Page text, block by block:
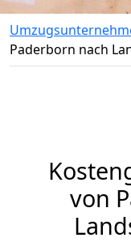
Paderborn nach
von